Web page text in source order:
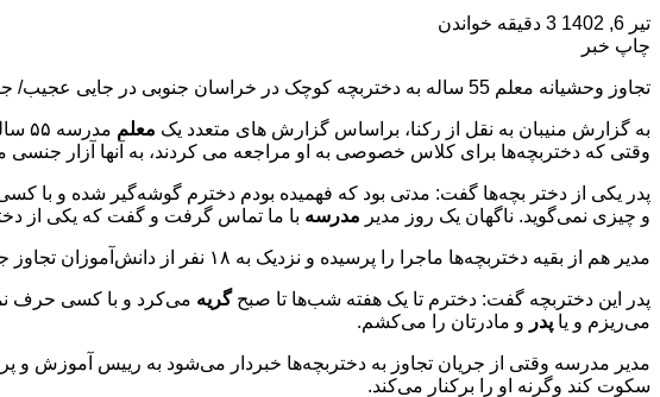
تیر 6, 1402
3 دقیقه خواندن
چاپ خبر
تجاوز وحشیانه معلم 55 ساله به دختربچه کوچک در خراسان جنوبی در جایی عجیب/ جزئیات
به گزارش منیبان به نقل از رکنا، براساس گزارش های متعدد ‌یک معلم مدرسه ۵۵ ساله، در شهرستان فردوس به ۱۸ دختربچه دبستانی ۸ تا ۱۱ سال
وقتی که دختربچه‌ها برای کلاس خصوصی به او مراجعه می کردند، به آنها آزار جنسی
پدر یکی از دختر بچه‌ها گفت: مدتی بود که فهمیده بودم دخترم گوشه‌گیر شده و
و چیزی نمی‌گوید. ناگهان یک روز مدیر مدرسه با ما تماس گرفت و گفت که یکی از دختربچه‌ها در باره
مدیر هم از بقیه دختربچه‌ها ماجرا را پرسیده و نزدیک به ۱۸ نفر از دانش‌آموزان تجاوز جنسی را تایید کرده‌اند.
‌پدر این دختربچه گفت: دخترم تا یک هفته شب‌ها تا صبحگریه می‌کرد و با کسی حرف
می‌ریزم و یا پدر و مادرتان را می‌کشم.
‌مدیر مدرسه وقتی از جریان تجاوز به دختربچه‌ها خبردار می‌شود به رییس آموزش و
سکوت کند وگرنه او را برکنار می‌کند.